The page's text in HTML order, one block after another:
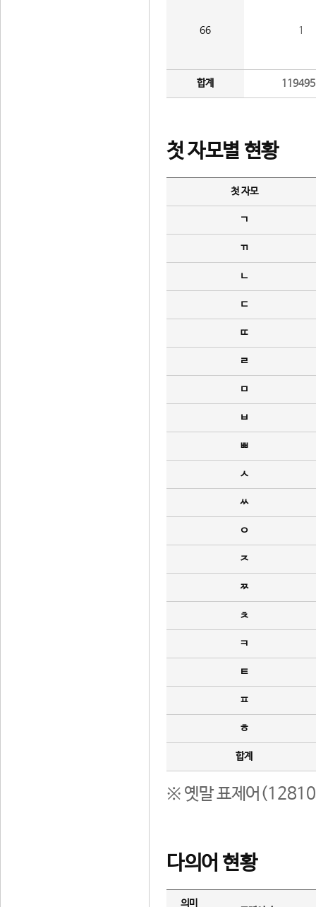
66 1
합계
첫 자모별 현황
첫 자모
ㄱ
ㄲ
ㄴ
ㄷ
ㄸ
ㄹ
ㅁ
ㅂ
ㅃ
ㅅ
ㅆ
ㅇ
ㅈ
ㅉ
ㅊ
ㅋ
ㅌ
ㅍ
ㅎ
합계
※ 옛말 표제어(12810
다의어 현황
의미